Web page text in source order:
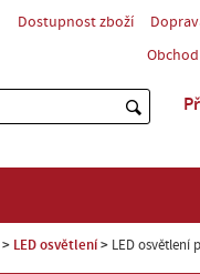
Dostupnost zboží
LED osvětlení LED osvětlení